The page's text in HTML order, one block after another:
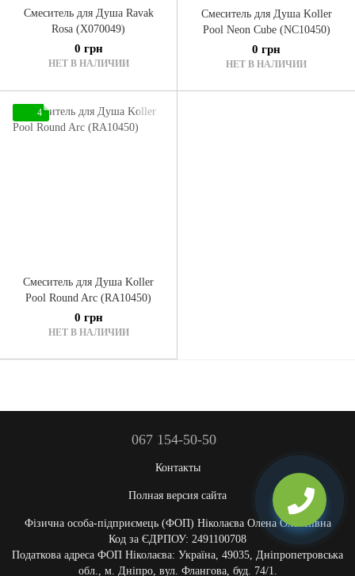
Смеситель для Душа Ravak
Rosa (X070049)
0 грн
НЕТ В НАЛИЧИИ
Смеситель для Душа Koller
Pool Neon Cube (NC10450)
0 грн
НЕТ В НАЛИЧИИ
4
Смеситель для Душа Koller
Pool Round Arc (RA10450)
0 грн
НЕТ В НАЛИЧИИ
067 154-50-50
Контакты
Полная версия сайта
Фізична особа-підприємець (ФОП) Ніколаєва Олена Олексіївна
Код за ЄДРПОУ: 2491100708
Податкова адреса ФОП Ніколаєва: Україна, 49035, Дніпропетровська
обл., м. Дніпро, вул. Флангова, буд. 74/1.